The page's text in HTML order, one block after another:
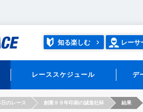
知る楽しむ レーサ
レーススケジュール デ
日のレース 創業９９年印刷の誠進社杯 結果